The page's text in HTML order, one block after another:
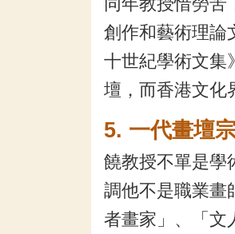
創作和藝術理論
十世紀學術文集
壇，而香港文
5. 一代
饒教授不單是學
調他不是職業畫
者畫家」、「文